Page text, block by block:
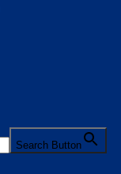
Search Button